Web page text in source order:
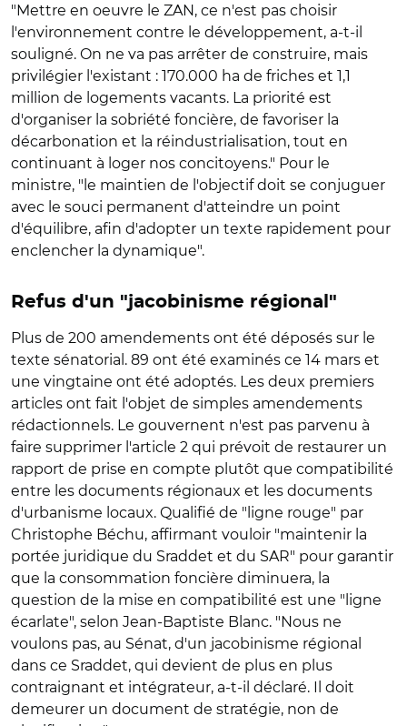
"Mettre en oeuvre le ZAN, ce n'est pas choisir
l'environnement contre le développement, a-t-il
souligné. On ne va pas arrêter de construire, mais
privilégier l'existant : 170.000 ha de friches et 1,1
million de logements vacants. La priorité est
d'organiser la sobriété foncière, de favoriser la
décarbonation et la réindustrialisation, tout en
continuant à loger nos concitoyens." Pour le
ministre, "le maintien de l'objectif doit se conjuguer
avec le souci permanent d'atteindre un point
d'équilibre, afin d'adopter un texte rapidement pour
enclencher la dynamique".
Refus d'un "jacobinisme régional"
Plus de 200 amendements ont été déposés sur le
texte sénatorial. 89 ont été examinés ce 14 mars et
une vingtaine ont été adoptés. Les deux premiers
articles ont fait l'objet de simples amendements
rédactionnels. Le gouvernent n'est pas parvenu à
faire supprimer l'article 2 qui prévoit de restaurer un
rapport de prise en compte plutôt que compatibilité
entre les documents régionaux et les documents
d'urbanisme locaux. Qualifié de "ligne rouge" par
Christophe Béchu, affirmant vouloir "maintenir la
portée juridique du Sraddet et du SAR" pour garantir
que la consommation foncière diminuera, la
question de la mise en compatibilité est une "ligne
écarlate", selon Jean-Baptiste Blanc. "Nous ne
voulons pas, au Sénat, d'un jacobinisme régional
dans ce Sraddet, qui devient de plus en plus
contraignant et intégrateur, a-t-il déclaré. Il doit
demeurer un document de stratégie, non de